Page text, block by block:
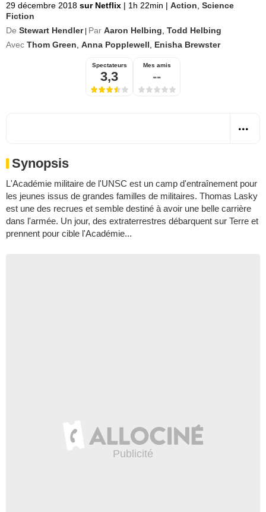
29 décembre 2018 sur Netflix | 1h 22min | Action Science
Fiction
De Stewart Hendler Par Aaron Helbing Todd Helbing
Avec Thom Green Anna Popplewell Enisha Brewster
Spectateurs
3,3
Mes amis
--
Synopsis
L'Académie militaire de l'UNSC est un camp d'entraînement pour
les jeunes issus de grandes familles de militaires. Thomas Lasky
est une des recrues et semble destiné à avoir une belle carrière
dans l'armée. Un jour, des extraterrestres débarquent sur Terre et
prennent pour cible l'Académie...